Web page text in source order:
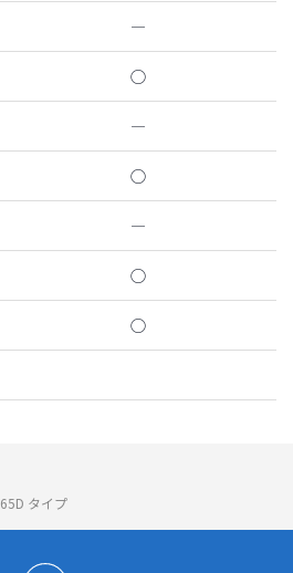
―
◯
―
◯
―
◯
◯
65D タイプ